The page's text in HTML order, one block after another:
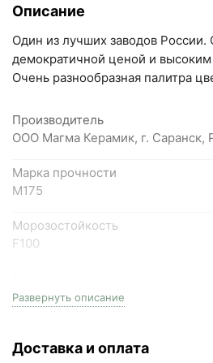
+7 (993) 993-77-33
Написать в МАКС
Написать на почту
Самарская область, Волжский
Преображенка, улица
пн-пт с 9:00 до 18:00, сб с 10:00
+7 (846) 215-18-18
Написать в Telegram
Описание
Один из лучших заводов России.
демократичной ценой и
Очень разнообразная палитра
Производитель
ООО Магма Керамик, г. Саранск,
Марка прочности
М175
Морозостойкость
F100
одинарный, (1НФ), 250мм длина *
Фактор НФ
Развернуть описание
Доставка и оплата